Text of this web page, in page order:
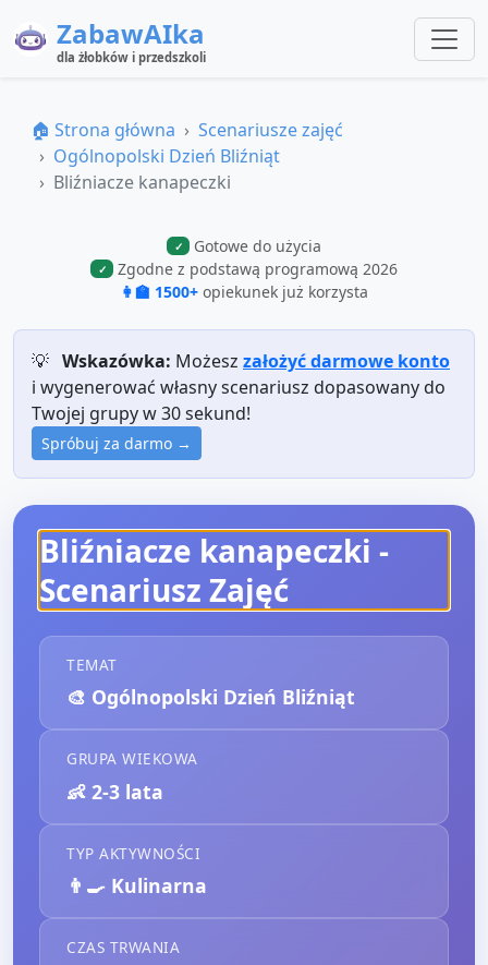
ZabawAIka
dla żłobków i przedszkoli
🏠 Strona główna
Scenariusze zajęć
Ogólnopolski Dzień Bliźniąt
Bliźniacze kanapeczki
✓ Gotowe do użycia
✓
Zgodne z podstawą programową 2026
👩‍🏫 1500+ opiekunek już korzysta
💡 Wskazówka: Możesz założyć darmowe konto
i wygenerować własny scenariusz dopasowany do
Twojej grupy w 30 sekund!
Spróbuj za darmo →
Bliźniacze kanapeczki -
Scenariusz Zajęć
TEMAT
🎨 Ogólnopolski Dzień Bliźniąt
GRUPA WIEKOWA
👶 2-3 lata
TYP AKTYWNOŚCI
👨‍🍳 Kulinarna
CZAS TRWANIA